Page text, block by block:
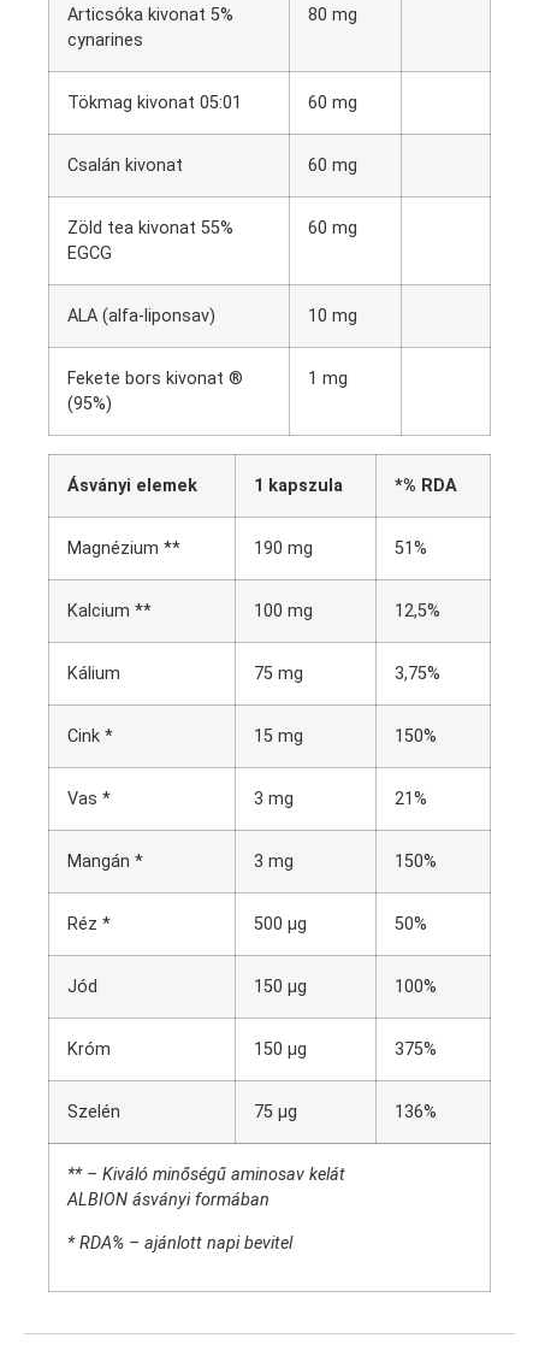
Articsóka kivonat 5%
cynarines
80 mg
Tökmag kivonat 05:01 60 mg
Csalán kivonat 60 mg
Zöld tea kivonat 55%
EGCG
60 mg
ALA (alfa-liponsav) 10 mg
Fekete bors kivonat ®
(95%)
1 mg
Ásványi elemek 1 kapszula *% RDA
Magnézium ** 190 mg 51%
Kalcium ** 100 mg 12,5%
Kálium 75 mg 3,75%
Cink * 15 mg 150%
Vas * 3 mg 21%
Mangán * 3 mg 150%
Réz * 500 µg 50%
Jód 150 µg 100%
Króm 150 µg 375%
Szelén 75 µg 136%
** – Kiváló minőségű aminosav kelát
ALBION ásványi formában
* RDA% – ajánlott napi bevitel